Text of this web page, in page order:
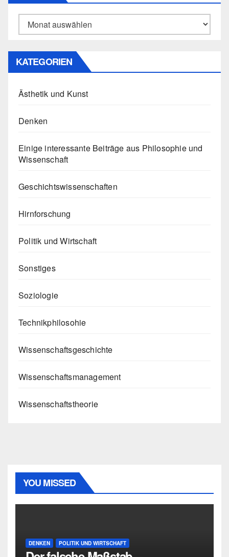
Archiv
KATEGORIEN
Ästhetik und Kunst
Denken
Einige interessante Beiträge aus Philosophie und
Wissenschaft
Geschichtswissenschaften
Hirnforschung
Politik und Wirtschaft
Sonstiges
Soziologie
Technikphilosohie
Wissenschaftsgeschichte
Wissenschaftsmanagement
Wissenschaftstheorie
YOU MISSED
DENKEN POLITIK UND WIRTSCHAFT